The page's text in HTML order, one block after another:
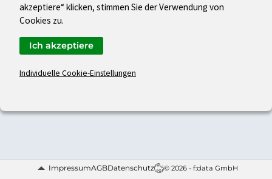
ImpressumAGBDatenschutz © 2026 - f:data GmbH
akzeptiere“ klicken, stimmen Sie der Verwendung von
Cookies zu.
Individuelle Cookie-Einstellungen
Ich akzeptiere